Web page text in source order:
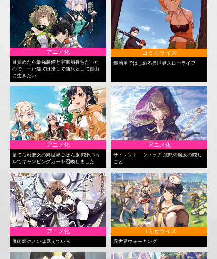
アニメ化
目覚めたら最強装備と宇宙船持ちだった
ので、一戸建て目指して傭兵として自由
に生きたい
コミカライズ
鍛冶屋ではじめる異世界スローライフ
アニメ化
捨てられ聖女の異世界ごはん旅 隠れスキ
ルでキャンピングカーを召喚しました
アニメ化
サイレント・ウィッチ 沈黙の魔女の隠し
ごと
アニメ化
魔術師クノンは見えている
コミカライズ
異世界ウォーキング